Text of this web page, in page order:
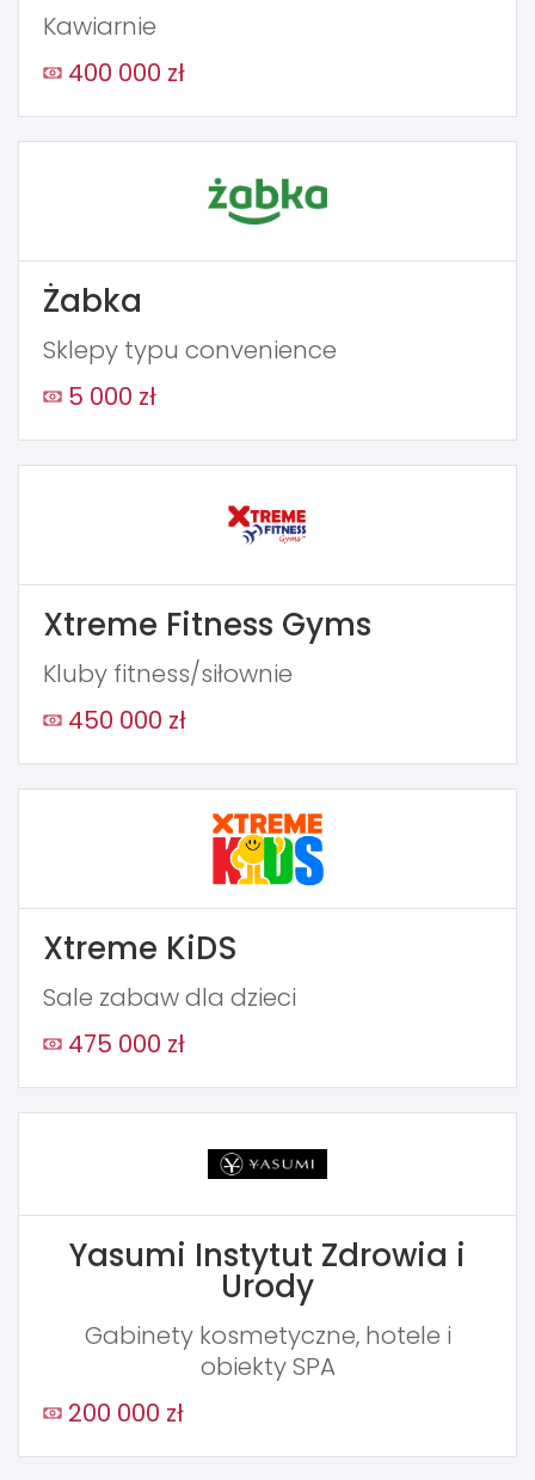
Kawiarnie
400 000 zł
Żabka
Sklepy typu convenience
5 000 zł
Xtreme Fitness Gyms
Kluby fitness/siłownie
450 000 zł
Xtreme KiDS
Sale zabaw dla dzieci
475 000 zł
Yasumi Instytut Zdrowia i
Urody
Gabinety kosmetyczne, hotele i
obiekty SPA
200 000 zł